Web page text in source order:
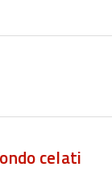
celati